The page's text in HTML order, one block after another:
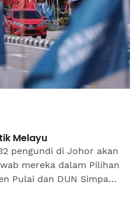
Melayu
pengundi di Johor akan
mereka dalam Pilihan
Pulai dan DUN Simpang